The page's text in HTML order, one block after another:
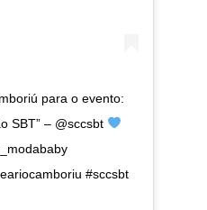
para o evento:
SBT” – @sccsbt
#sccsbt